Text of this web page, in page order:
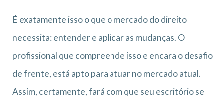
É exatamente isso o que o mercado do direito
necessita: entender e aplicar as mudanças. O
profissional que compreende isso e encara o desafio
de frente, está apto para atuar no mercado atual.
Assim, certamente, fará com que seu escritório se